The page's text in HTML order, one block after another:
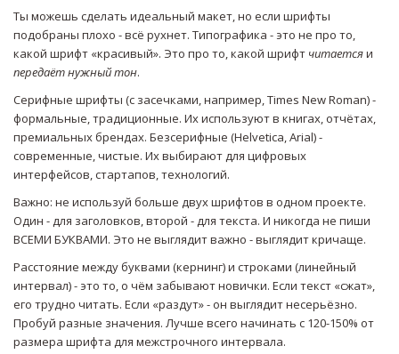
Ты можешь сделать идеальный макет, но если шрифты
подобраны плохо - всё рухнет. Типографика - это не про то,
какой шрифт «красивый». Это про то, какой шрифт читаетсяи
передаёт нужный тон.
Серифные шрифты (с засечками, например, Times New Roman) -
формальные, традиционные. Их используют в книгах, отчётах,
премиальных брендах. Безсерифные (Helvetica, Arial) -
современные, чистые. Их выбирают для цифровых
интерфейсов, стартапов, технологий.
Важно: не используй больше двух шрифтов в одном проекте.
Один - для заголовков, второй - для текста. И никогда не пиши
ВСЕМИ БУКВАМИ. Это не выглядит важно - выглядит кричаще.
Расстояние между буквами (кернинг) и строками (линейный
интервал) - это то, о чём забывают новички. Если текст «сжат»,
его трудно читать. Если «раздут» - он выглядит несерьёзно.
Пробуй разные значения. Лучше всего начинать с 120-150% от
размера шрифта для межстрочного интервала.